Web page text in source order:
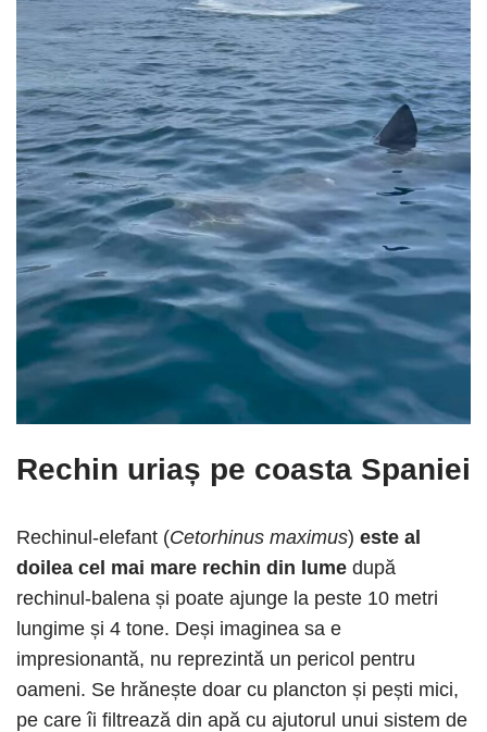
Rechin uriaș pe coasta Spaniei
Rechinul-elefant (Cetorhinus maximus) este al
doilea cel mai mare rechin din lume după
rechinul-balena și poate ajunge la peste 10 metri
lungime și 4 tone. Deși imaginea sa e
impresionantă, nu reprezintă un pericol pentru
oameni. Se hrănește doar cu plancton și pești mici,
pe care îi filtrează din apă cu ajutorul unui sistem de